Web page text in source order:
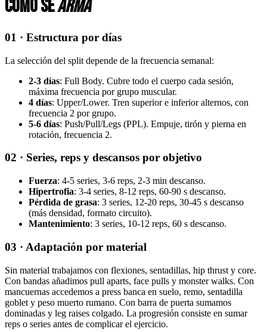
Cómo searma
01 · Estructura por días
La selección del split depende de la frecuencia semanal:
2-3 días: Full Body. Cubre todo el cuerpo cada sesión,
máxima frecuencia por grupo muscular.
4 días: Upper/Lower. Tren superior e inferior alternos, con
frecuencia 2 por grupo.
5-6 días: Push/Pull/Legs (PPL). Empuje, tirón y pierna en
rotación, frecuencia 2.
02 · Series, reps y descansos por objetivo
Fuerza: 4-5 series, 3-6 reps, 2-3 min descanso.
Hipertrofia: 3-4 series, 8-12 reps, 60-90 s descanso.
Pérdida de grasa: 3 series, 12-20 reps, 30-45 s descanso
(más densidad, formato circuito).
Mantenimiento: 3 series, 10-12 reps, 60 s descanso.
03 · Adaptación por material
Sin material trabajamos con flexiones, sentadillas, hip thrust y core.
Con bandas añadimos pull aparts, face pulls y monster walks. Con
mancuernas accedemos a press banca en suelo, remo, sentadilla
goblet y peso muerto rumano. Con barra de puerta sumamos
dominadas y leg raises colgado. La progresión consiste en sumar
reps o series antes de complicar el ejercicio.